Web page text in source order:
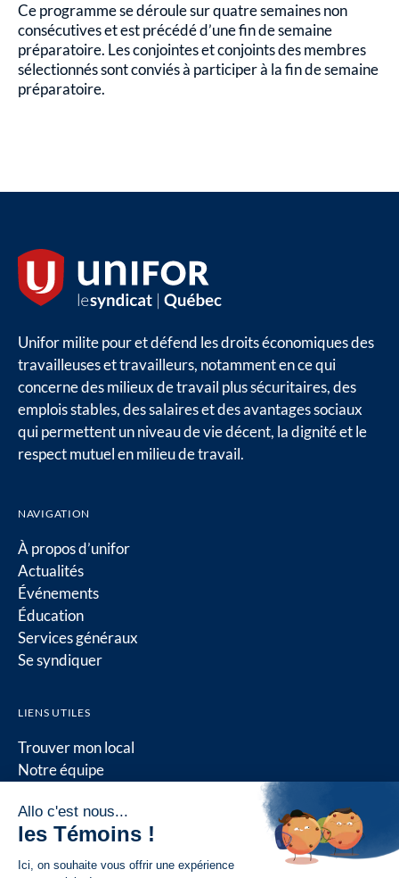
Ce programme se déroule sur quatre semaines non
consécutives et est précédé d’une fin de semaine
préparatoire. Les conjointes et conjoints des membres
sélectionnés sont conviés à participer à la fin de semaine
préparatoire.
Unifor milite pour et défend les droits économiques des
travailleuses et travailleurs, notamment en ce qui
concerne des milieux de travail plus sécuritaires, des
emplois stables, des salaires et des avantages sociaux
qui permettent un niveau de vie décent, la dignité et le
respect mutuel en milieu de travail.
NAVIGATION
À propos d’unifor
Actualités
Événements
Éducation
Services généraux
Se syndiquer
LIENS UTILES
Trouver mon local
Notre équipe
Conseil québécois
Ressources